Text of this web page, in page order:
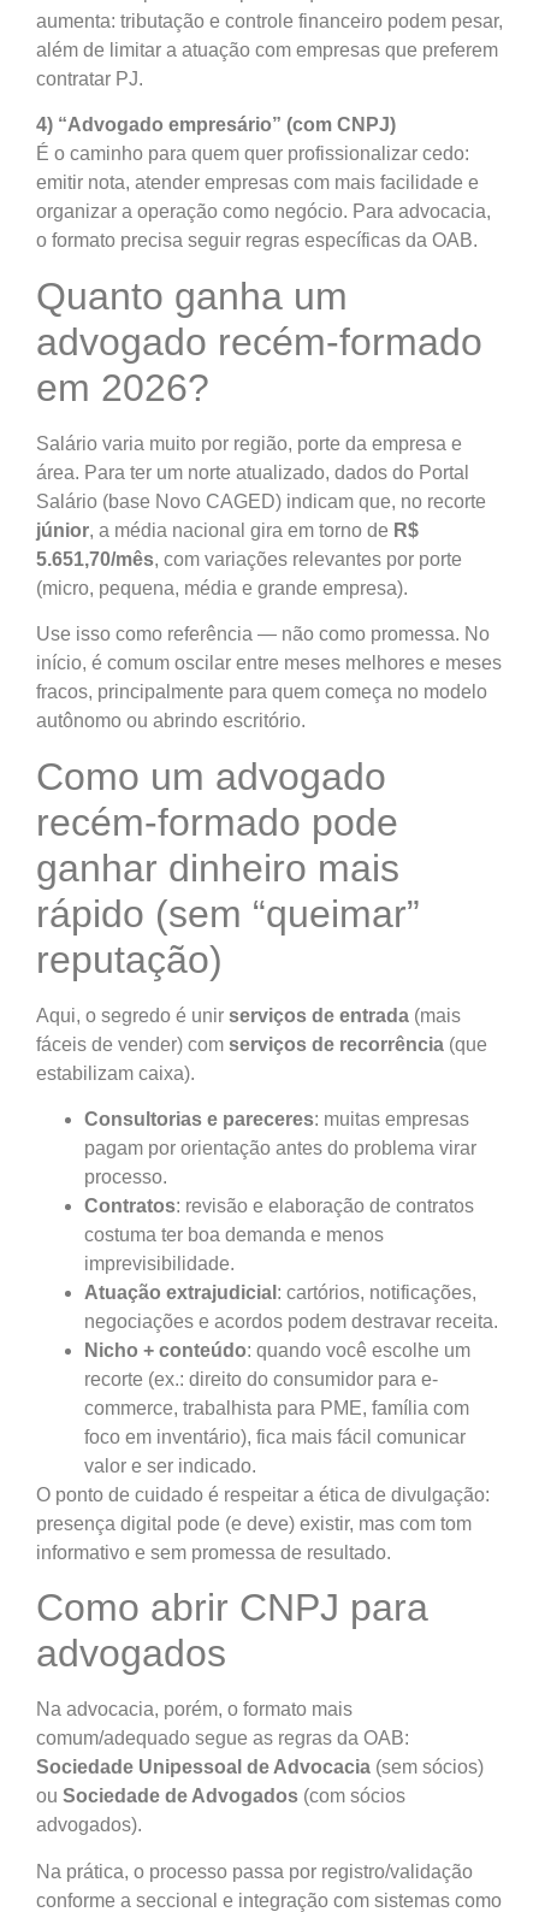
aumenta: tributação e controle financeiro podem pesar,
além de limitar a atuação com empresas que preferem
contratar PJ.
4) “Advogado empresário” (com CNPJ)
É o caminho para quem quer profissionalizar cedo:
emitir nota, atender empresas com mais facilidade e
organizar a operação como negócio. Para advocacia,
o formato precisa seguir regras específicas da OAB.
Quanto ganha um
advogado recém-formado
em 2026?
Salário varia muito por região, porte da empresa e
área. Para ter um norte atualizado, dados do Portal
Salário (base Novo CAGED) indicam que, no recorte
júnior, a média nacional gira em torno de R$
5.651,70/mês, com variações relevantes por porte
(micro, pequena, média e grande empresa).
Use isso como referência — não como promessa. No
início, é comum oscilar entre meses melhores e meses
fracos, principalmente para quem começa no modelo
autônomo ou abrindo escritório.
Como um advogado
recém-formado pode
ganhar dinheiro mais
rápido (sem “queimar”
reputação)
Aqui, o segredo é unir serviços de entrada (mais
fáceis de vender) com serviços de recorrência (que
estabilizam caixa).
Consultorias e pareceres: muitas empresas
pagam por orientação antes do problema virar
processo.
Contratos: revisão e elaboração de contratos
costuma ter boa demanda e menos
imprevisibilidade.
Atuação extrajudicial : cartórios, notificações,
negociações e acordos podem destravar receita.
Nicho + conteúdo: quando você escolhe um
recorte (ex.: direito do consumidor para e-
commerce, trabalhista para PME, família com
foco em inventário), fica mais fácil comunicar
valor e ser indicado.
O ponto de cuidado é respeitar a ética de divulgação:
presença digital pode (e deve) existir, mas com tom
informativo e sem promessa de resultado.
Como abrir CNPJ para
advogados
Na advocacia, porém, o formato mais
comum/adequado segue as regras da OAB:
Sociedade Unipessoal de Advocacia (sem sócios)
ou Sociedade de Advogados (com sócios
advogados).
Na prática, o processo passa por registro/validação
conforme a seccional e integração com sistemas como